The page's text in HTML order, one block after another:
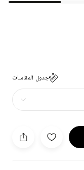
جدول المقاسات